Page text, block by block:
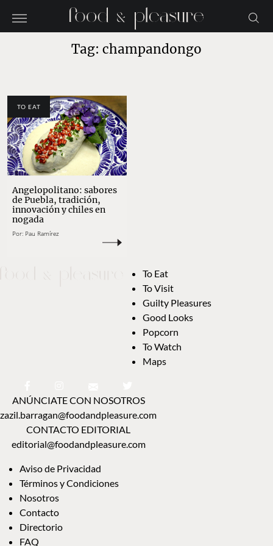
Tag: champandongo
TO EAT
Angelopolitano: sabores
de Puebla, tradición,
innovación y chiles en
nogada
Por: Pau Ramírez
To Eat
To Visit
Guilty Pleasures
Good Looks
Popcorn
To Watch
Maps
ANÚNCIATE CON NOSOTROS
zazil.barragan@foodandpleasure.com
CONTACTO EDITORIAL
editorial@foodandpleasure.com
Aviso de Privacidad
Términos y Condiciones
Nosotros
Contacto
Directorio
FAQ